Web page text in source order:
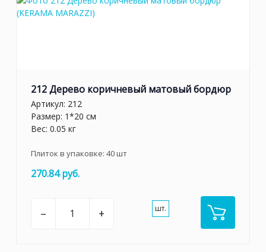
212 Дерево коричневый матовый бордюр
Артикул: 212
Размер: 1*20 см
Вес: 0.05 кг
Плиток в упаковке: 40шт
270.84 руб.
– + шт.